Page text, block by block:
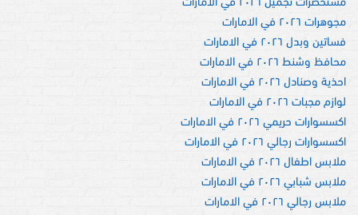
مستحضرات تجميل ٢٠٢٦ في الامارات
مجوهرات ٢٠٢٦ في الامارات
فساتين وبدل ٢٠٢٦ في الامارات
محافظ وشنط ٢٠٢٦ في الامارات
احذية وصنادل ٢٠٢٦ في الامارات
لوازم مجبات ٢٠٢٦ في الامارات
اكسسوارات حريمي ٢٠٢٦ في الامارات
اكسسوارات رجالي ٢٠٢٦ في الامارات
ملابس اطفال ٢٠٢٦ في الامارات
ملابس شبابي ٢٠٢٦ في الامارات
ملابس رجالي ٢٠٢٦ في الامارات